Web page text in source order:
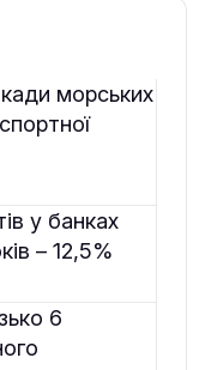
морських
у банках
– 12,5%
6